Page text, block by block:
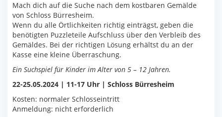
Mach dich auf die Suche nach dem kostbaren Gemälde
von Schloss Bürresheim.
Wenn du alle Örtlichkeiten richtig einträgst, geben die
benötigten Puzzleteile Aufschluss über den Verbleib des
Gemäldes. Bei der richtigen Lösung erhältst du an der
Kasse eine kleine Überraschung.
Ein Suchspiel für Kinder im Alter von 5 – 12 Jahren.
22-25.05.2024 | 11-17 Uhr | Schloss Bürresheim
Kosten: normaler Schlosseintritt
Anmeldung: nicht erforderlich